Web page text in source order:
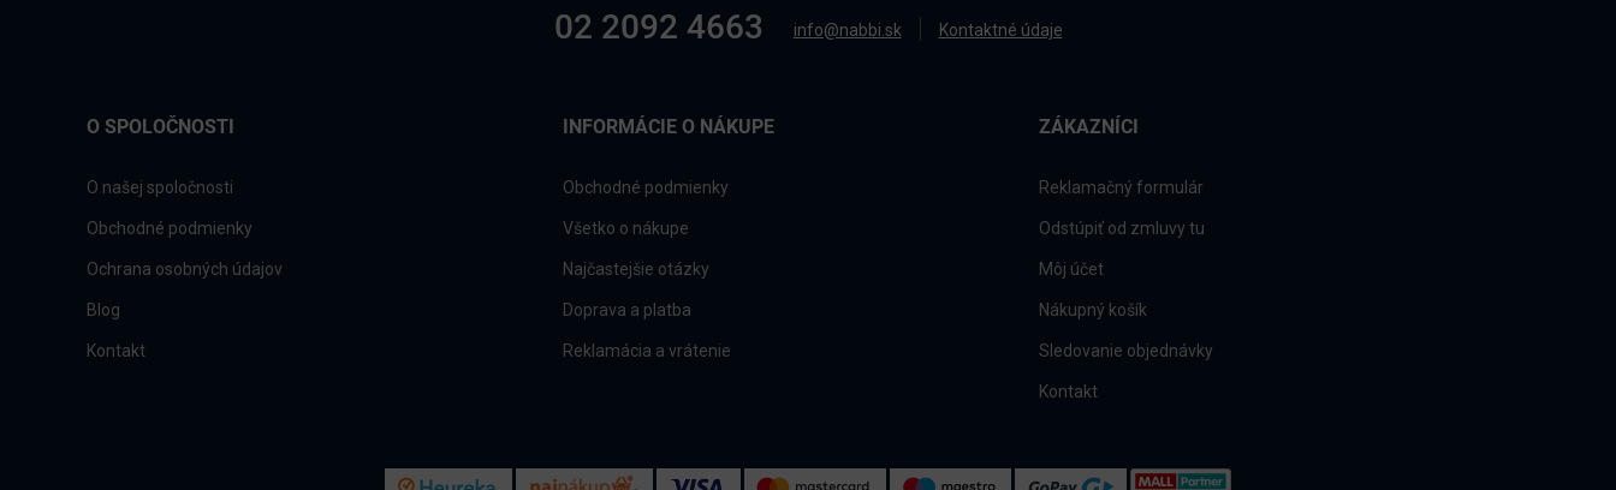
02 2092 4663 info@nabbi.sk Kontaktné údaje
O SPOLOČNOSTI
O našej spoločnosti
Obchodné podmienky
Ochrana osobných údajov
Blog
Kontakt
INFORMÁCIE O NÁKUPE
Obchodné podmienky
Všetko o nákupe
Najčastejšie otázky
Doprava a platba
Reklamácia a vrátenie
ZÁKAZNÍCI
Reklamačný formulár
Odstúpiť od zmluvy tu
Môj účet
Nákupný košík
Sledovanie objednávky
Kontakt